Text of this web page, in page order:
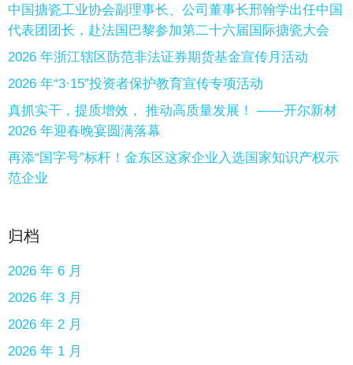
中国搪瓷工业协会副理事长、公司董事长邢翰学出任中国
代表团团长，赴法国巴黎参加第二十六届国际搪瓷大会
2026 年浙江辖区防范非法证券期货基金宣传月活动
2026 年“3·15”投资者保护教育宣传专项活动
真抓实干，提质增效， 推动高质量发展！ ——开尔新材
2026 年迎春晚宴圆满落幕
再添“国字号”标杆！金东区这家企业入选国家知识产权示
范企业
归档
2026 年 6 月
2026 年 3 月
2026 年 2 月
2026 年 1 月